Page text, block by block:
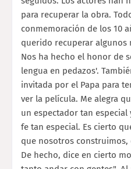
para recuperar la obra.
conmemoración de los 10
querido recuperar algunos
Nos ha hecho el honor de
lengua en pedazos'.
invitada por el Papa para
ver la película. Me alegra
un espectador tan
fe tan especial. Es cierto
que nosotros construimos,
De hecho, dice en cierto